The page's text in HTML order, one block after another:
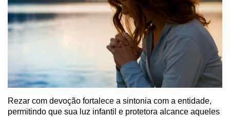
Rezar com devoção fortalece a sintonia com a entidade,
permitindo que sua luz infantil e protetora alcance aqueles